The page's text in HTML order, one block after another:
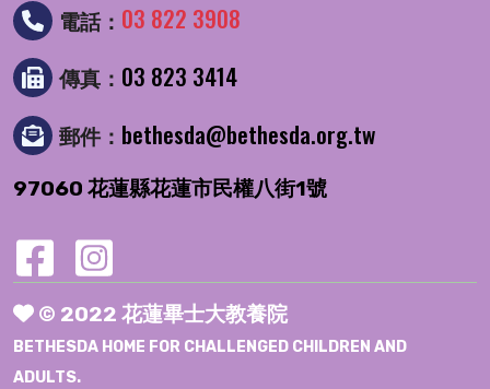
電話： 03 822 3908
傳真： 03 823 3414
郵件： bethesda@bethesda.org.tw
97060 花蓮縣花蓮市民權八街1號
© 2022 花蓮畢士大教養院
BETHESDA HOME FOR CHALLENGED CHILDREN AND
ADULTS.